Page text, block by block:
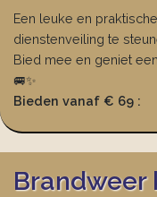
Een leuke en
dienstenveiling te
Bied mee en geniet
🚐✨
Bieden vanaf € 69 :
Brandweer